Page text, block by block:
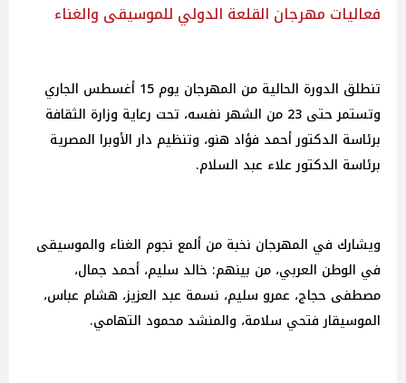
فعاليات مهرجان القلعة الدولي للموسيقى والغناء
تنطلق الدورة الحالية من المهرجان يوم 15 أغسطس الجاري
وتستمر حتى 23 من الشهر نفسه، تحت رعاية وزارة الثقافة
برئاسة الدكتور أحمد فؤاد هنو، وتنظيم دار الأوبرا المصرية
برئاسة الدكتور علاء عبد السلام.
ويشارك في المهرجان نخبة من ألمع نجوم الغناء والموسيقى
في الوطن العربي، من بينهم: خالد سليم، أحمد جمال،
مصطفى حجاج، عمرو سليم، نسمة عبد العزيز، هشام عباس،
الموسيقار فتحي سلامة، والمنشد محمود التهامي.